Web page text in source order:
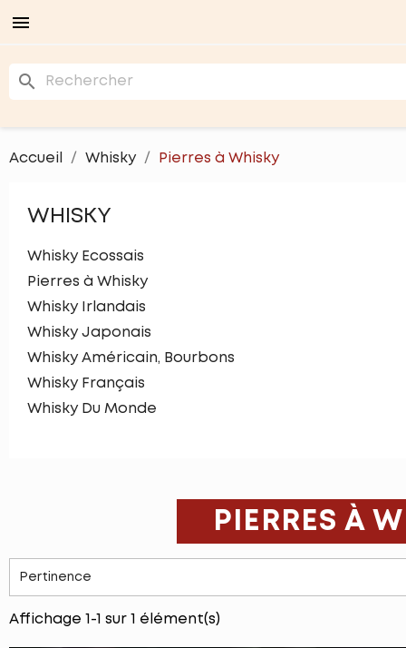

search
Accueil Whisky Pierres à Whisky
WHISKY
Whisky Ecossais
Pierres à Whisky
Whisky Irlandais
Whisky Japonais
Whisky Américain, Bourbons
Whisky Français
Whisky Du Monde
PIERRES À
Pertinence
Affichage 1-1 sur 1 élément(s)